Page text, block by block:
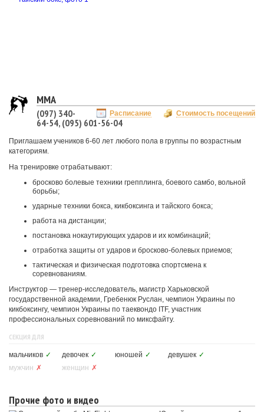
MMA
Стоимость посещений
Расписание
(097) 340-
64-54, (095) 601-56-04
Приглашаем учеников 6-60 лет любого пола в группы по возрастным
категориям.
На тренировке отрабатывают:
бросково болевые техники грепплинга, боевого самбо, вольной
борьбы;
ударные техники бокса, кикбоксинга и тайского бокса;
работа на дистанции;
постановка нокаутирующих ударов и их комбинаций;
отработка защиты от ударов и бросково-болевых приемов;
тактическая и физическая подготовка спортсмена к
соревнованиям.
Инструктор — тренер-исследователь, магистр Харьковской
государственной академии, Гребенюк Руслан, чемпион Украины по
кикбоксингу, чемпион Украины по таеквондо ITF, участник
профессиональных соревнований по миксфайту.
СЕКЦИЯ ДЛЯ
мальчиков ✓ девочек ✓ юношей ✓ девушек ✓
мужчин ✗ женщин ✗
Прочие фото и видео